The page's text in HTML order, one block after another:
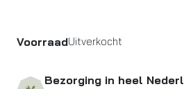
VoorraadUitverkocht
Bezorging in heel